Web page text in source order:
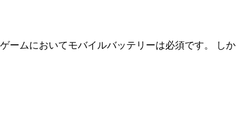
ームにおいてモバイルバッテリーは必須です。 しか